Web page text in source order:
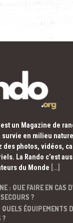
est un Magazine de
en milieu
des photos, vidéos,
La Rando c’est
du Monde […]
: QUE FAIRE EN CAS
?
ÉQUIPEMENTS
?